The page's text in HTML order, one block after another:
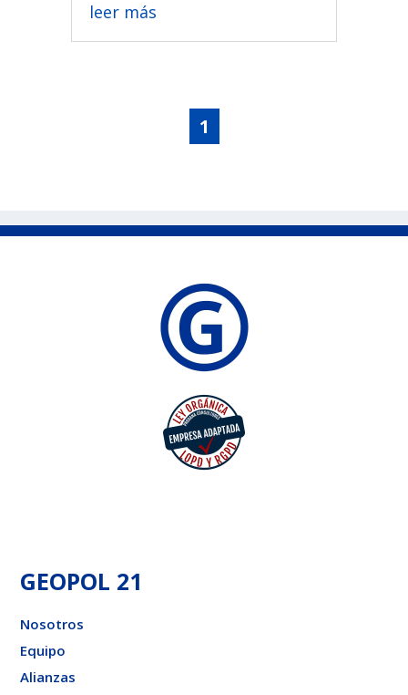
leer más
1
GEOPOL 21
Nosotros
Equipo
Alianzas